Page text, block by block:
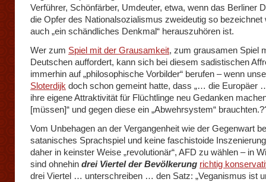
Verführer, Schönfärber, Umdeuter, etwa, wenn das Berliner
die Opfer des Nationalsozialismus zweideutig so bezeichnet
auch „ein schändliches Denkmal“ herauszuhören ist.
Wer zum Spiel mit der Grausamkeit, zum grausamen Spiel
Deutschen auffordert, kann sich bei diesem sadistischen
immerhin auf „philosophische Vorbilder“ berufen – wenn
Sloterdijk doch schon gemeint hatte, dass „… die Europäer
ihre eigene Attraktivität für Flüchtlinge neu Gedanken
[müssen]“ und gegen diese ein „Abwehrsystem“
Vom Unbehagen an der Vergangenheit wie der Gegenwart
satanisches Sprachspiel und keine faschistoide
daher in keinster Weise „revolutionär“, AFD zu wählen – in
sind ohnehin drei Viertel der Bevölkerung richtig
drei Viertel … unterschreiben … den Satz: „Veganismus ist